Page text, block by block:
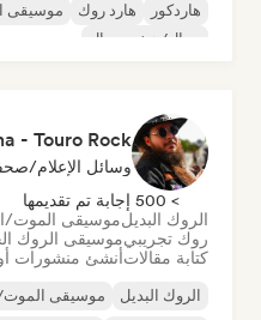
هاردكور
هارد روك موسيقى
ميتال/هيفي ميتال
- Touro Rock
وسائل الإعلام/
> 500 إجابة تم تقديمها
الروك البديلموسيقى الموت/
روك تجريبيموسيقى الروك
كتابة مقالاتأنشئ منشورات أو
الروك البديل موسيقى